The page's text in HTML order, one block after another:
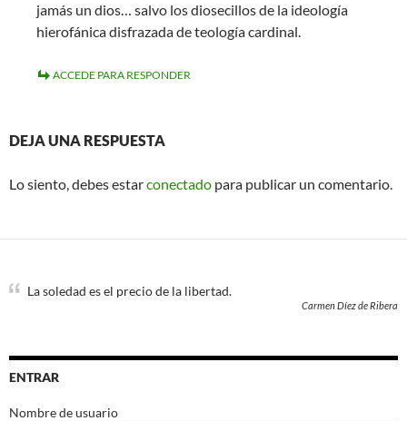
jamás un dios… salvo los diosecillos de la ideología
hierofánica disfrazada de teología cardinal.
ACCEDE PARA RESPONDER
DEJA UNA RESPUESTA
Lo siento, debes estarconectado para publicar un comentario.
La soledad es el precio de la libertad.
Carmen Díez de Ribera
ENTRAR
Nombre de usuario